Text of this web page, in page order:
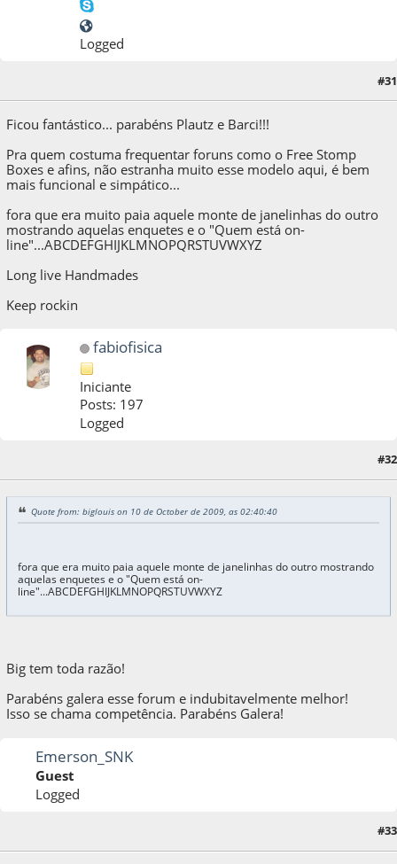
Logged
#31
Ficou fantástico... parabéns Plautz e Barci!!!
Pra quem costuma frequentar foruns como o Free Stomp
Boxes e afins, não estranha muito esse modelo aqui, é bem
mais funcional e simpático...
fora que era muito paia aquele monte de janelinhas do outro
mostrando aquelas enquetes e o "Quem está on-
line"...ABCDEFGHIJKLMNOPQRSTUVWXYZ
Long live Handmades
Keep rockin
fabiofisica
Iniciante
Posts: 197
Logged
#32
Quote from: biglouis on 10 de October de 2009, as 02:40:40
fora que era muito paia aquele monte de janelinhas do outro mostrando
aquelas enquetes e o "Quem está on-
line"...ABCDEFGHIJKLMNOPQRSTUVWXYZ
Big tem toda razão!
Parabéns galera esse forum e indubitavelmente melhor!
Isso se chama competência. Parabéns Galera!
Emerson_SNK
Guest
Logged
#33